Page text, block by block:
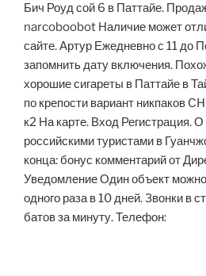
Бич Роуд сой 6 в Паттайе.
narcoboobot Наличие может
сайте. Артур Ежедневно с 11 до
запомнить дату включения.
хорошие сигареты в Паттайе в
по крепости вариант никпаков
к2 На карте. Вход Регистрация. О
российскими туристами в
конца: бонус комментарий от
Уведомление Один объект
одного раза в 10 дней. Звонки в
батов за минуту. Телефон: